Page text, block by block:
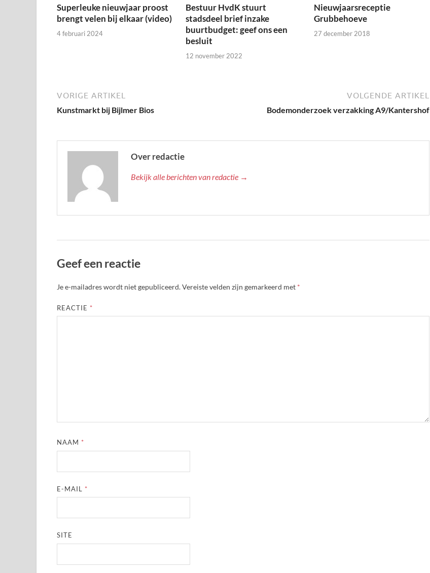
Superleuke nieuwjaar proost
brengt velen bij elkaar (video)
4 februari 2024
Bestuur HvdK stuurt
stadsdeel brief inzake
buurtbudget: geef ons een
besluit
12 november 2022
Nieuwjaarsreceptie
Grubbehoeve
27 december 2018
VORIGE ARTIKEL
Kunstmarkt bij Bijlmer Bios
VOLGENDE ARTIKEL
Bodemonderzoek verzakking A9/Kantershof
Over redactie
Bekijk alle berichten van redactie →
Geef een reactie
Je e-mailadres wordt niet gepubliceerd.Vereiste velden zijn gemarkeerd met *
REACTIE *
NAAM *
E-MAIL *
SITE